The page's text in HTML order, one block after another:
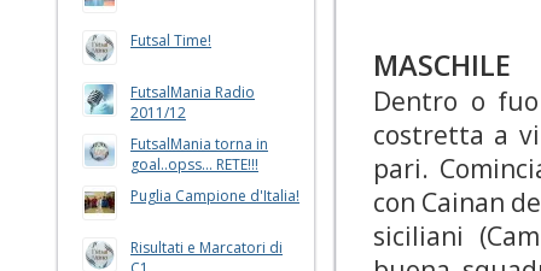
Futsal Time!
FutsalMania Radio
2011/12
FutsalMania torna in
goal..opss... RETE!!!
Puglia Campione d'Italia!
Risultati e Marcatori di
MASCHILE
Dentro o
costretta a
pari.
con Cainan
siciliani